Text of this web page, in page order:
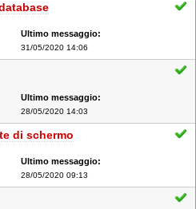
31/05/2020 14:06
28/05/2020 14:03
di schermo
28/05/2020 09:13